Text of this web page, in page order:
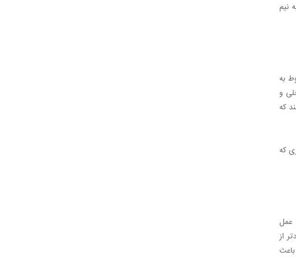
کرده و حتی به نیم
به
خرید داخلی و
که
که
عمل
از